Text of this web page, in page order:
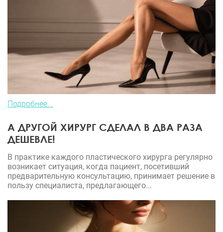
Подробнее...
А ДРУГОЙ ХИРУРГ СДЕЛАЛ В ДВА РАЗА
ДЕШЕВЛЕ!
В практике каждого пластического хирурга регулярно
возникает ситуация, когда пациент, посетивший
предварительную консультацию, принимает решение в
пользу специалиста, предлагающего...